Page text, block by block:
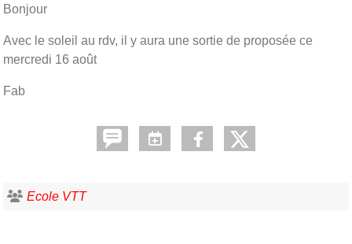
Bonjour
Avec le soleil au rdv, il y aura une sortie de proposée ce
mercredi 16 août
Fab
Ecole VTT